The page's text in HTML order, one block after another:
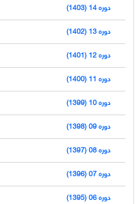
دوره 14 (1403)
دوره 13 (1402)
دوره 12 (1401)
دوره 11 (1400)
دوره 10 (1399)
دوره 09 (1398)
دوره 08 (1397)
دوره 07 (1396)
دوره 06 (1395)